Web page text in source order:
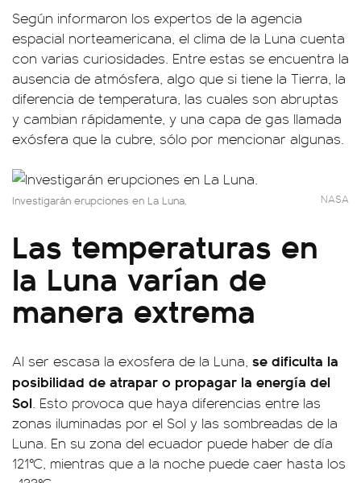
Según informaron los expertos de la agencia
espacial norteamericana, el clima de la Luna cuenta
con varias curiosidades. Entre estas se encuentra la
ausencia de atmósfera, algo que si tiene la Tierra, la
diferencia de temperatura, las cuales son abruptas
y cambian rápidamente, y una capa de gas llamada
exósfera que la cubre, sólo por mencionar algunas.
Investigarán erupciones en La Luna. NASA
Las temperaturas en
la Luna varían de
manera extrema
Al ser escasa la exosfera de la Luna, se dificulta la
posibilidad de atrapar o propagar la energía del
Sol. Esto provoca que haya diferencias entre las
zonas iluminadas por el Sol y las sombreadas de la
Luna. En su zona del ecuador puede haber de día
121°C, mientras que a la noche puede caer hasta los